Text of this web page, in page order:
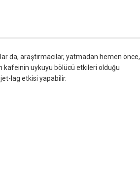
da, araştırmacılar, yatmadan hemen önce,
kafeinin uykuyu bölücü etkileri olduğu
lag etkisi yapabilir.